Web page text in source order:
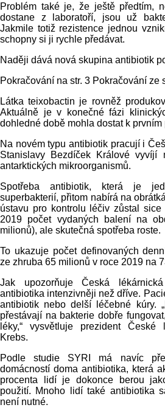
Problém také je, že ještě předtím,
dostane z laboratoří, jsou už
Jakmile totiž rezistence jednou
schopny si ji rychle předávat.
Naději dává nová skupina antibiotik
Pokračování na str. 3 Pokračování ze
Látka teixobactin je rovněž
Aktuálně je v konečné fázi
dohledné době mohla dostat k prvním
Na novém typu antibiotik pracují i
Stanislavy Bezdíček Králové vyvíjí
antarktických mikroorganismů.
Spotřeba antibiotik, která je
superbakterií, přitom nabírá na
ústavu pro kontrolu léčiv zůstal sice
2019 počet vydaných balení na
milionů), ale skutečná spotřeba roste.
To ukazuje počet definovaných
ze zhruba 65 milionů v roce 2019 na
Jak upozorňuje Česká
antibiotika intenzivněji než dříve.
antibiotik nebo delší léčebné kúry.
přestávají na bakterie dobře
léky,“ vysvětluje prezident České
Krebs.
Podle studie SYRI má navíc
domácností doma antibiotika, která
procenta lidí je dokonce berou
použití. Mnoho lidí také antibiotika
není nutné.